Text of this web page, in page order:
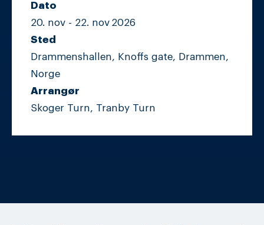
Dato
20. nov - 22. nov 2026
Sted
Drammenshallen, Knoffs gate, Drammen,
Norge
Arrangør
Skoger Turn, Tranby Turn